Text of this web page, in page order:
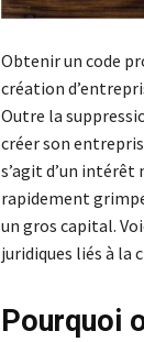
Obtenir un code
création
Outre la
créer son
s’agit d’un
rapidement
un gros capital.
juridiques liés à la
Pourquoi